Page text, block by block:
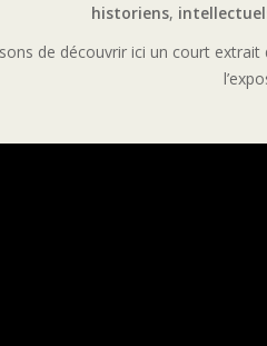
historiens,
de découvrir ici un court extrait